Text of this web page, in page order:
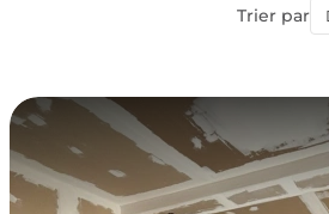
Trier par